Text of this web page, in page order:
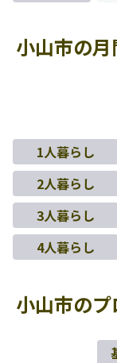
小山市の
1人暮らし
2人暮らし
3人暮らし
4人暮らし
小山市の